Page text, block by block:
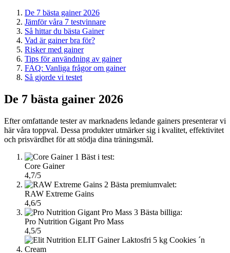
De 7 bästa gainer 2026
Jämför våra 7 testvinnare
Så hittar du bästa Gainer
Vad är gainer bra för?
Risker med gainer
Tips för användning av gainer
FAQ: Vanliga frågor om gainer
Så gjorde vi testet
De 7 bästa gainer 2026
Efter omfattande tester av marknadens ledande gainers presenterar vi
här våra toppval. Dessa produkter utmärker sig i kvalitet, effektivitet
och prisvärdhet för att stödja dina träningsmål.
1 Bäst i test:
Core Gainer
4,7/5
2 Bästa premiumvalet:
RAW Extreme Gains
4,6/5
3 Bästa billiga:
Pro Nutrition Gigant Pro Mass
4,5/5